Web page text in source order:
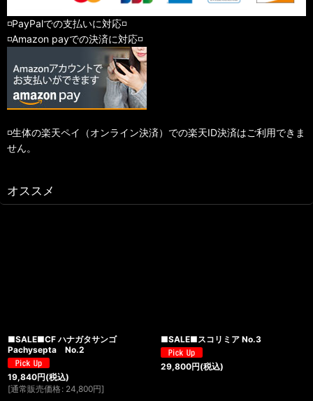
◽️PayPalでの支払いに対応◽️
◽️Amazon payでの決済に対応◽️
◽️生体の楽天ペイ（オンライン決済）での楽天ID決済はご利用できま
せん。
オススメ
■SALE■CF ハナガタサンゴ
Pachysepta No.2
19,840円(税込)
[通常販売価格 : 24,800円]
■SALE■スコリミア No.3
29,800円(税込)